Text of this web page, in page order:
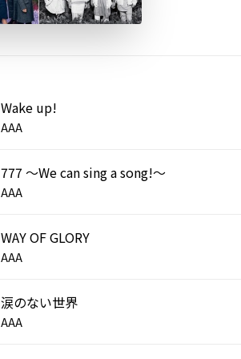
Wake up!
AAA
777 ～We can sing a song!～
AAA
WAY OF GLORY
AAA
涙のない世界
AAA